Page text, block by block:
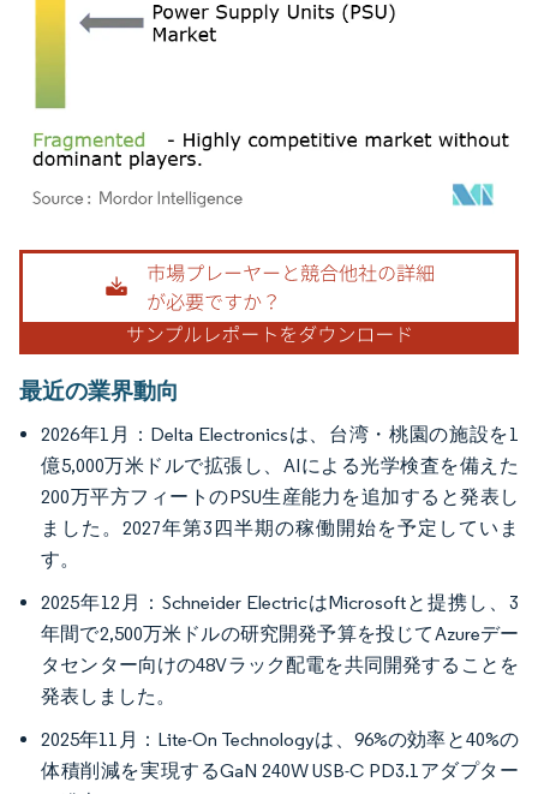
画像 © Mordor Intelligence。再利用にはCC BY 4.0の表示が必要です。
最近の業界動向
2026年1月：Delta Electronicsは、台湾・桃園の施設を1
億5,000万米ドルで拡張し、AIによる光学検査を備えた
200万平方フィートのPSU生産能力を追加すると発表し
ました。2027年第3四半期の稼働開始を予定していま
す。
2025年12月：Schneider ElectricはMicrosoftと提携し、3
年間で2,500万米ドルの研究開発予算を投じてAzureデー
タセンター向けの48Vラック配電を共同開発することを
発表しました。
2025年11月：Lite-On Technologyは、96%の効率と40%の
体積削減を実現するGaN 240W USB-C PD3.1アダプター